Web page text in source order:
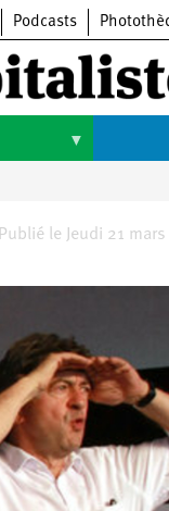
Podcasts
Arts
Livres
Publié le Jeudi 21